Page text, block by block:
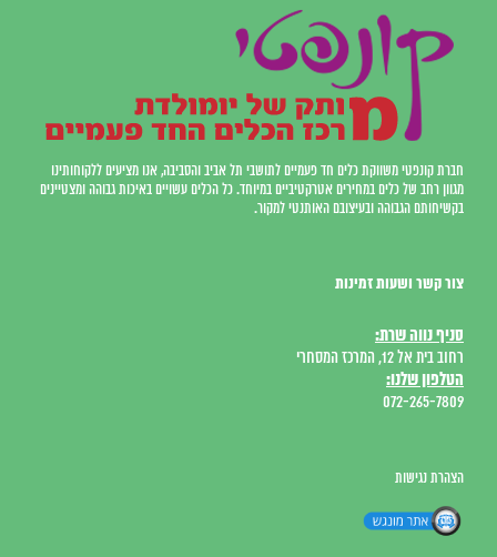
חברת קונפטי משווקת כלים חד פעמיים לתושבי תל אביב והסביבה, אנו מציעים ללקוחותינו
מגוון רחב של כלים במחירים אטרקטיביים במיוחד. כל הכלים עשויים באיכות גבוהה ומצטיינים
בקשיחותם הגבוהה ובעיצובם האותנטי למקור.
צור קשר ושעות זמינות
סניף נווה שרת:
רחוב בית אל 12, המרכז המסחרי
הטלפון שלנו:
072-265-7809
הצהרת נגישות